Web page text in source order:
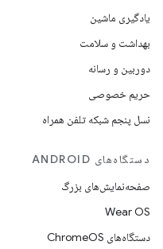
یادگیری ماشین
بهداشت و سلامت
دوربین و رسانه
حریم خصوصی
نسل پنجم شبکه تلفن همراه
دستگاه‌های ANDROID
صفحه‌نمایش‌های بزرگ
Wear OS
دستگاه‌های ChromeOS